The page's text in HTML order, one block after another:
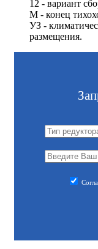
12 - вариант
М - конец
УЗ -
размещения.